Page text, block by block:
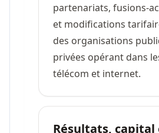
partenariats, fusions-
et modifications
des organisations
privées opérant dans
télécom et internet.
Résultats, capital